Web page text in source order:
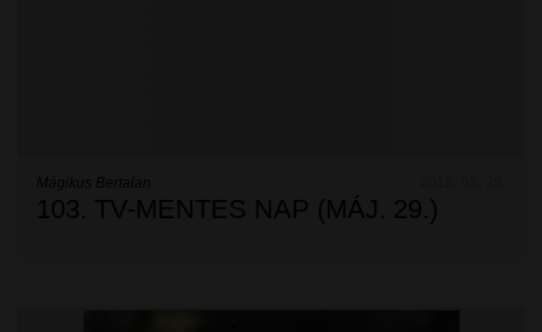
Mágikus Bertalan
103. TV-MENTES NAP (MÁJ. 29.)